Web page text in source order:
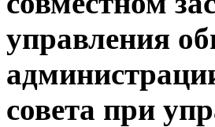
управления
совета при